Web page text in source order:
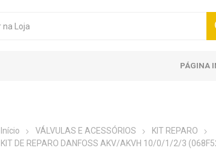
PÁGINA
Início VÁLVULAS E ACESSÓRIOS
KIT REPARO
KIT DE REPARO DANFOSS AKV/AKVH 10/0/1/2/3